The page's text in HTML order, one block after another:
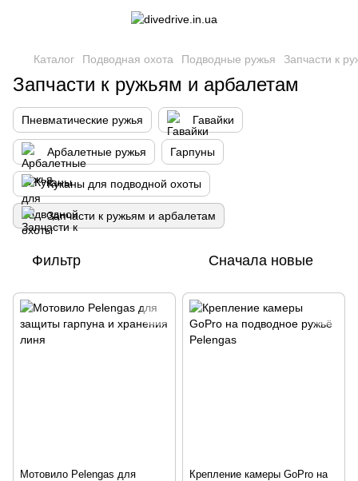
Каталог Подводная охота Подводные ружья Запчасти к
Запчасти к ружьям и арбалетам
Пневматические ружья Гавайки
Арбалетные ружья Гарпуны
Куканы для подводной охоты
Запчасти к ружьям и арбалетам
Фильтр Сначала новые
Мотовило Pelengas для
Крепление камеры GoPro на